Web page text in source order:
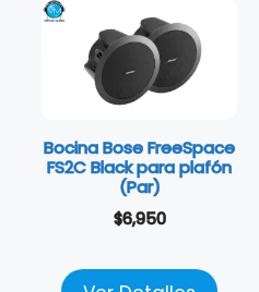
Bocina Bose FreeSpace
FS2C Black para plafón
(Par)
$6,950